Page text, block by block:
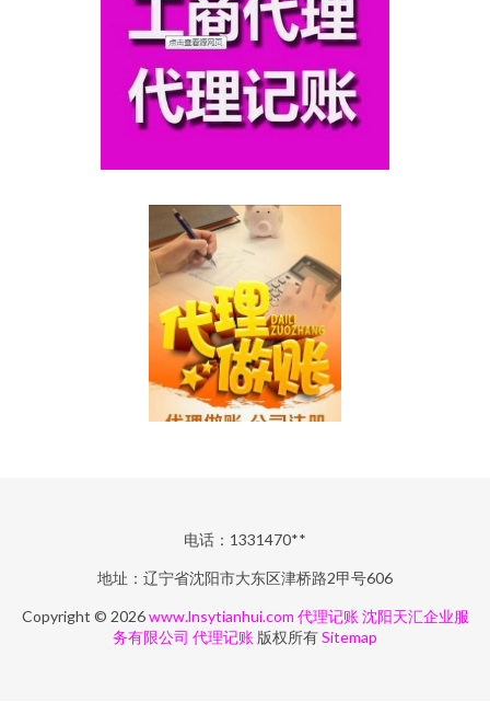
电话：1331470**
地址：辽宁省沈阳市大东区津桥路2甲号606
Copyright © 2026www.lnsytianhui.com 代理记账 沈阳天汇企业服
务有限公司 代理记账 版权所有Sitemap